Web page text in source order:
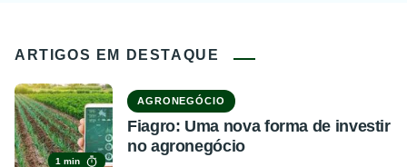
ARTIGOS EM DESTAQUE
1 min
AGRONEGÓCIO
Fiagro: Uma nova forma de investir
no agronegócio